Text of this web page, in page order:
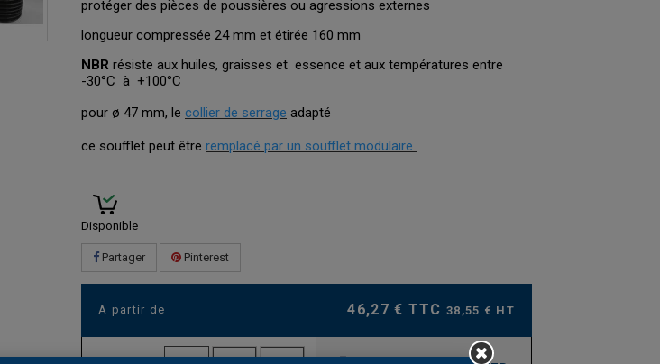
protéger des pièces de poussières ou agressions externes
longueur compressée 24 mm et étirée 160 mm
NBR résiste aux huiles, graisses et essence et aux températures entre
-30°C à +100°C
pour ø 47 mm, le collier de serrage adapté
ce soufflet peut être remplacé par un soufflet modulaire
Disponible
Partager Pinterest
A partir de 46,27 € TTC 38,55 € HT